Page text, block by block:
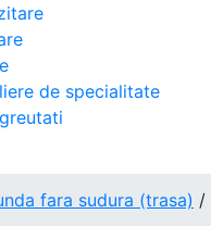
de specialitate
fara sudura (trasa) /